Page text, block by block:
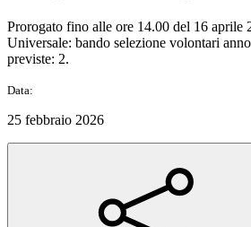
Prorogato fino alle ore 14.00 del 16 aprile
Universale: bando selezione volontari
previste: 2.
Data:
25 febbraio 2026